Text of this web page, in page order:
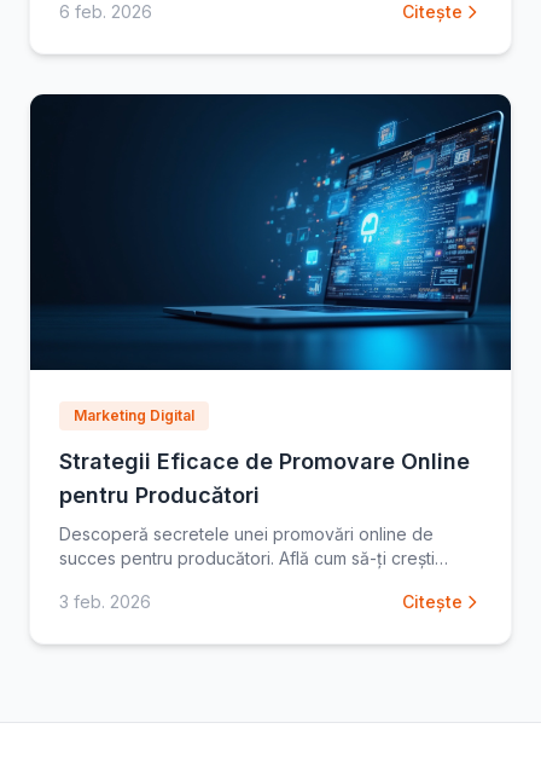
nevoile tale.
6 feb. 2026 Citește
Marketing Digital
Strategii Eficace de Promovare Online
pentru Producători
Descoperă secretele unei promovări online de
succes pentru producători. Află cum să-ți crești
vânzările
3 feb. 2026 Citește